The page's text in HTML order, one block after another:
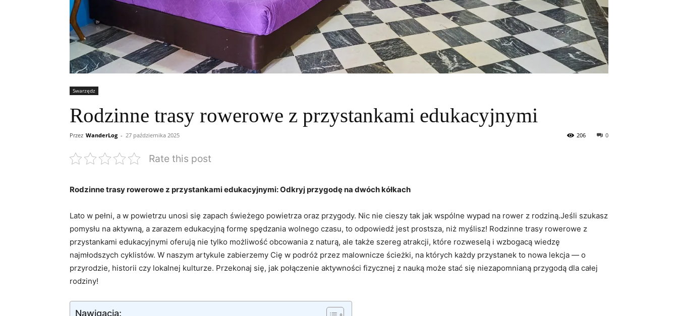
Swarzędz
Rodzinne trasy rowerowe z przystankami edukacyjnymi
Przez WanderLog - 27 października 2025 0
206
Rate this post
Rodzinne trasy rowerowe z przystankami edukacyjnymi: Odkryj przygodę na dwóch kółkach
Lato w pełni, a w powietrzu unosi się zapach świeżego powietrza oraz przygody. Nic nie cieszy tak jak wspólne wypad na rower z rodziną.Jeśli szukasz
pomysłu na aktywną, a zarazem edukacyjną formę spędzania wolnego czasu, to odpowiedź jest prostsza, niż myślisz! Rodzinne trasy rowerowe z
przystankami edukacyjnymi oferują nie tylko możliwość obcowania z naturą, ale także szereg atrakcji, które rozweselą i wzbogacą wiedzę
najmłodszych cyklistów. W naszym artykule zabierzemy Cię w podróż przez malownicze ścieżki, na których każdy przystanek to nowa lekcja — o
przyrodzie, historii czy lokalnej kulturze. Przekonaj się, jak połączenie aktywności fizycznej z nauką może stać się niezapomnianą przygodą dla całej
rodziny!
Nawigacja: